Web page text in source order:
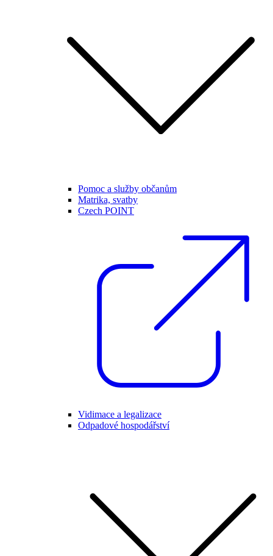
Pomoc a služby občanům
Matrika, svatby
Czech POINT
Vidimace a legalizace
Odpadové hospodářství